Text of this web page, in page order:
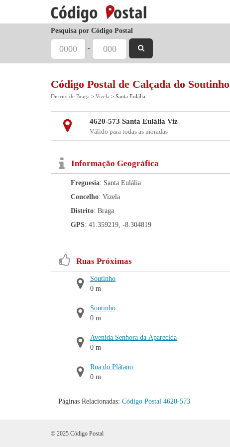
Pesquisa por Código Postal
-
Código Postal de Calçada do Soutinho
Distrito de Braga > Vizela > Santa Eulália
4620-573 Santa Eulália Viz
Válido para todas as moradas
Informação Geográfica
Freguesia: Santa Eulália
Concelho: Vizela
Distrito: Braga
GPS: 41.359219, -8.304819
Ruas Próximas
Soutinho
0 m
Soutinho
0 m
Avenida Senhora da Aparecida
0 m
Rua do Plátano
0 m
Páginas Relacionadas: Código Postal 4620-573
© 2025 Código Postal